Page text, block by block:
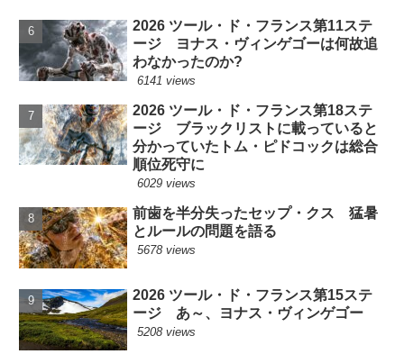
2026 ツール・ド・フランス第11ステ
ージ ヨナス・ヴィンゲゴーは何故追
わなかったのか?
6141 views
2026 ツール・ド・フランス第18ステ
ージ ブラックリストに載っていると
分かっていたトム・ピドコックは総合
順位死守に
6029 views
前歯を半分失ったセップ・クス 猛暑
とルールの問題を語る
5678 views
2026 ツール・ド・フランス第15ステ
ージ あ～、ヨナス・ヴィンゲゴー
5208 views